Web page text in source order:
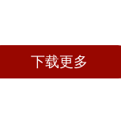
下载更多